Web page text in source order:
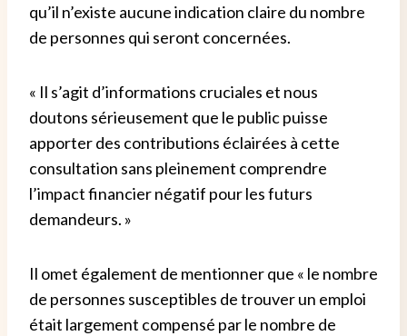
qu’il n’existe aucune indication claire du nombre
de personnes qui seront concernées.
« Il s’agit d’informations cruciales et nous
doutons sérieusement que le public puisse
apporter des contributions éclairées à cette
consultation sans pleinement comprendre
l’impact financier négatif pour les futurs
demandeurs. »
Il omet également de mentionner que « le nombre
de personnes susceptibles de trouver un emploi
était largement compensé par le nombre de